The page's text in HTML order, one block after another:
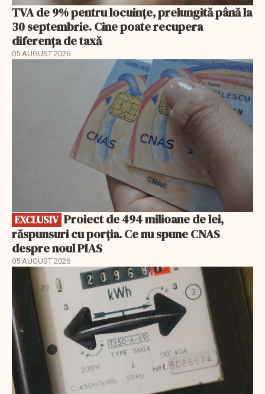
TVA de 9% pentru locuințe, prelungită până la
30 septembrie. Cine poate recupera
diferența de taxă
05 AUGUST 2026
EXCLUSIV
răspunsuri cu porția. Ce nu spune CNAS
despre noul PIAS
05 AUGUST 2026